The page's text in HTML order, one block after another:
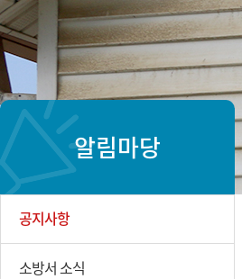
알림마당
공지사항
소방서 소식